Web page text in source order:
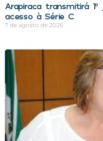
Arapiraca transmitirá
acesso à Série C
7 de agosto de 2026